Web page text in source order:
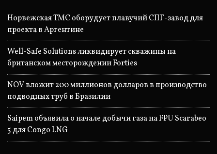
Норвежская TMC оборудует плавучий СПГ-завод для
проекта в Аргентине
Well-Safe Solutions ликвидирует скважины на
британском месторождении Forties
NOV вложит 200 миллионов долларов в производство
подводных труб в Бразилии
Saipem объявила о начале добычи газа на FPU Scarabeo
5 для Congo LNG